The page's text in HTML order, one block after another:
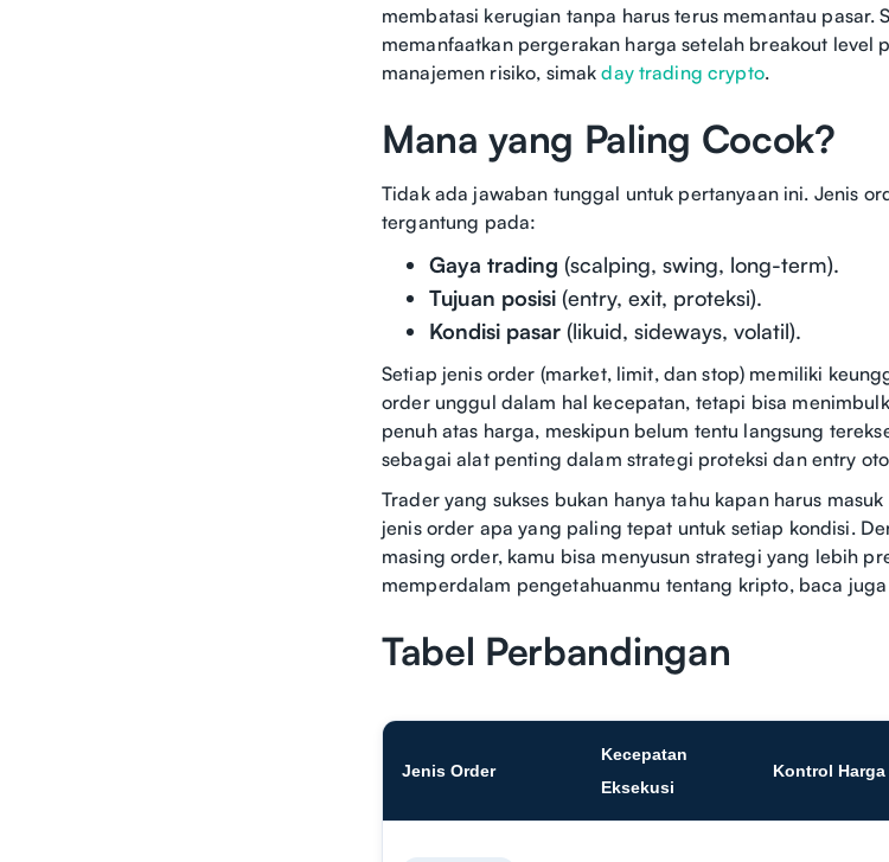
membatasi kerugian tanpa harus terus memantau
memanfaatkan pergerakan harga setelah breakout level
manajemen risiko, simakday trading crypto.
Mana yang Paling Cocok?
Tidak ada jawaban tunggal untuk pertanyaan ini. Jenis
tergantung pada:
Gaya trading (scalping, swing, long-term).
Tujuan posisi (entry, exit, proteksi).
Kondisi pasar (likuid, sideways, volatil).
Setiap jenis order (market, limit, dan stop) memiliki
order unggul dalam hal kecepatan, tetapi bisa
penuh atas harga, meskipun belum tentu langsung
sebagai alat penting dalam strategi proteksi dan entry
Trader yang sukses bukan hanya tahu kapan harus
jenis order apa yang paling tepat untuk setiap kondisi.
masing order, kamu bisa menyusun strategi yang lebih
memperdalam pengetahuanmu tentang kripto, baca juga
Tabel Perbandingan
Jenis Order
Kecepatan
Eksekusi
Kontrol Harga